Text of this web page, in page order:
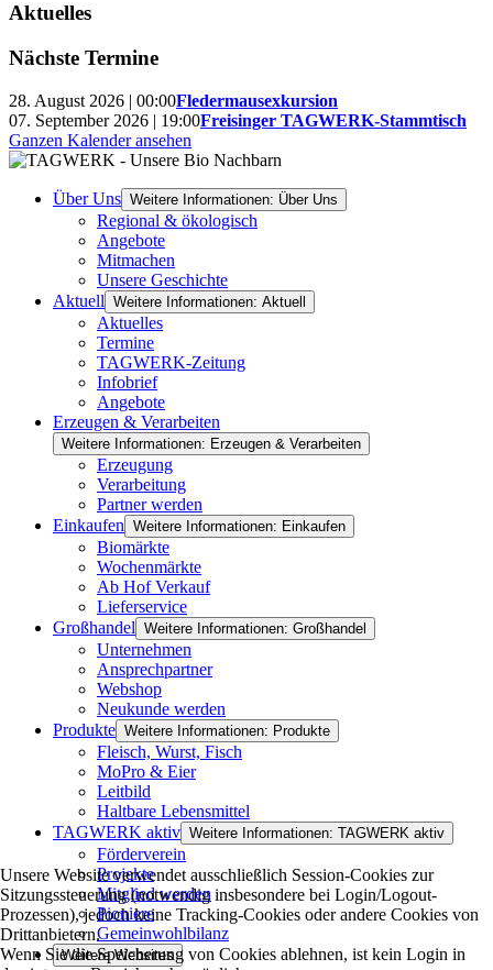
Aktuelles
Nächste Termine
28. August 2026 | 00:00Fledermausexkursion
07. September 2026 | 19:00Freisinger TAGWERK-Stammtisch
Ganzen Kalender ansehen
Über Uns Weitere Informationen: Über Uns
Regional & ökologisch
Angebote
Mitmachen
Unsere Geschichte
Aktuell Weitere Informationen: Aktuell
Aktuelles
Termine
TAGWERK-Zeitung
Infobrief
Angebote
Erzeugen & Verarbeiten
Weitere Informationen: Erzeugen & Verarbeiten
Erzeugung
Verarbeitung
Partner werden
Einkaufen Weitere Informationen: Einkaufen
Biomärkte
Wochenmärkte
Ab Hof Verkauf
Lieferservice
Großhandel Weitere Informationen: Großhandel
Unternehmen
Ansprechpartner
Webshop
Neukunde werden
Produkte Weitere Informationen: Produkte
Fleisch, Wurst, Fisch
MoPro & Eier
Leitbild
Haltbare Lebensmittel
TAGWERK aktiv Weitere Informationen: TAGWERK aktiv
Förderverein
Projekte
Mitglied werden
Pioniere
Gemeinwohlbilanz
Weitere Websites
Unsere Website verwendet ausschließlich Session-Cookies zur
Sitzungssteuerung (notwendig insbesondere bei Login/Logout-
Prozessen), jedoch keine Tracking-Cookies oder andere Cookies von
Drittanbietern.
Wenn Sie die Speicherung von Cookies ablehnen, ist kein Login in